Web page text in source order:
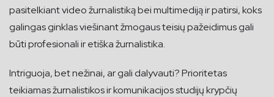
pasitelkiant video žurnalistiką bei multimediją ir patirsi, koks
galingas ginklas viešinant žmogaus teisių pažeidimus gali
būti profesionali ir etiška žurnalistika.
Intriguoja, bet nežinai, ar gali dalyvauti? Prioritetas
teikiamas žurnalistikos ir komunikacijos studijų krypčių